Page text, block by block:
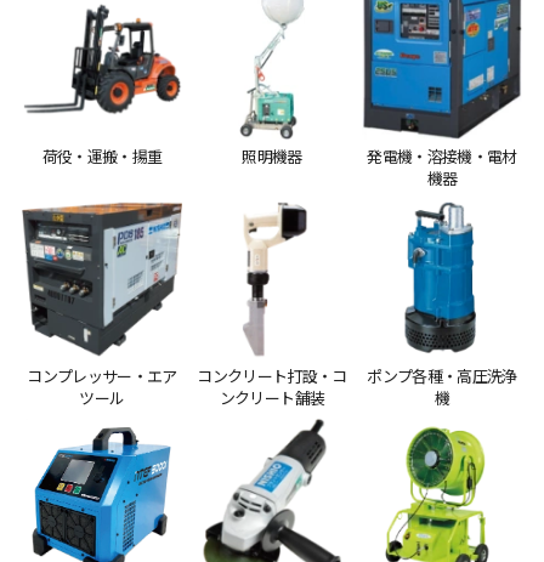
荷役・運搬・揚重 照明機器
発電機・溶接機・電材
機器
コンプレッサー・エア
ツール
コンクリート打設・コ
ンクリート舗装
ポンプ各種・高圧洗浄
機